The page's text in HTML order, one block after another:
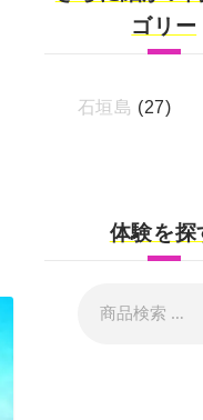
ゴリー
石垣島 (27)
体験を探